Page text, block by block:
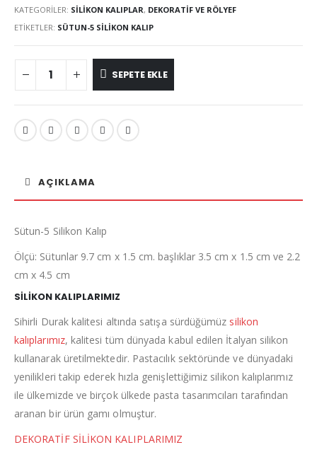
KATEGORILER: SILIKON KALIPLAR, DEKORATIF VE RÖLYEF
ETIKETLER: SÜTUN-5 SILIKON KALIP
SEPETE EKLE
AÇIKLAMA
Sütun-5 Silikon Kalıp
Ölçü: Sütunlar 9.7 cm x 1.5 cm. başlıklar 3.5 cm x 1.5 cm ve 2.2
cm x 4.5 cm
SİLİKON KALIPLARIMIZ
Sihirli Durak kalitesi altında satışa sürdüğümüz silikon
kalıplarımız, kalitesi tüm dünyada kabul edilen İtalyan silikon
kullanarak üretilmektedir. Pastacılık sektöründe ve dünyadaki
yenilikleri takip ederek hızla genişlettiğimiz silikon kalıplarımız
ile ülkemizde ve birçok ülkede pasta tasarımcıları tarafından
aranan bir ürün gamı olmuştur.
DEKORATİF SİLİKON KALIPLARIMIZ